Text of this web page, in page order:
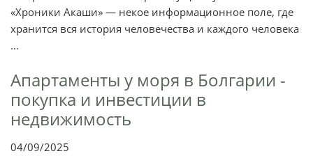
«Хроники Акаши» — некое информационное поле, где
хранится вся история человечества и каждого человека
...
Апартаменты у моря в Болгарии -
покупка и инвестиции в
недвижимость
04/09/2025